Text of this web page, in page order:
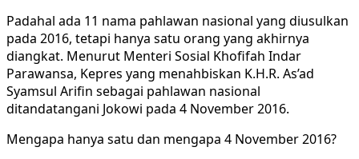
Padahal ada 11 nama pahlawan nasional yang diusulkan
pada 2016, tetapi hanya satu orang yang akhirnya
diangkat. Menurut Menteri Sosial Khofifah Indar
Parawansa, Kepres yang menahbiskan K.H.R. As’ad
Syamsul Arifin sebagai pahlawan nasional
ditandatangani Jokowi pada 4 November 2016.
Mengapa hanya satu dan mengapa 4 November 2016?